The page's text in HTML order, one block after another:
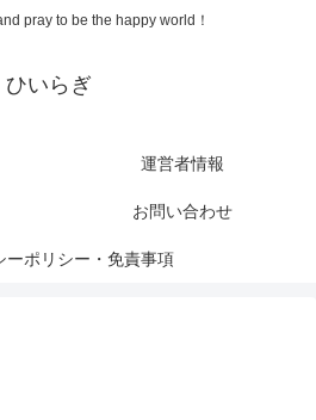
pray to be the happy world！
ひいらぎ
運営者情報
お問い合わせ
ーポリシー・免責事項